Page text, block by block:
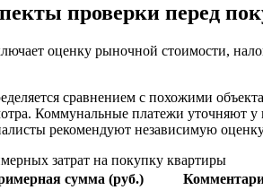
проверки перед
оценку рыночной стоимости,
сравнением с похожими
Коммунальные платежи уточняют у
рекомендуют независимую
затрат на покупку квартиры
сумма (руб.)